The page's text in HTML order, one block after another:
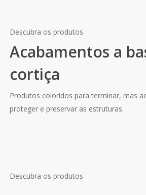
Descubra os produtos
Acabamentos a
cortiça
Produtos coloridos para terminar, mas
proteger e preservar as estruturas.
Descubra os produtos